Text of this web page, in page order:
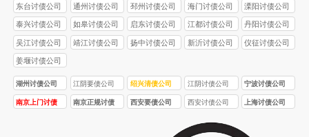
东台讨债公司 通州讨债公司 邳州讨债公司 海门讨债公司 溧阳讨债公司
泰兴讨债公司 如皋讨债公司 启东讨债公司 江都讨债公司 丹阳讨债公司
吴江讨债公司 靖江讨债公司 扬中讨债公司 新沂讨债公司 仪征讨债公司
姜堰讨债公司
湖州讨债公司 江阴要债公司 绍兴清债公司 江阴讨债公司 宁波讨债公司
南京上门讨债
南京正规讨债
西安要债公司 西安讨债公司 上海讨债公司